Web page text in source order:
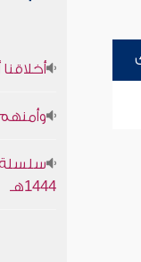
سلسلة
1444هـ